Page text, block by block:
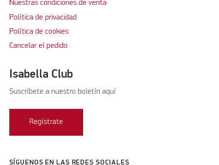
Nuestras condiciones de venta
Política de privacidad
Política de cookies
Cancelar el pedido
Isabella Club
Suscríbete a nuestro boletín aquí
Regístrate
SÍGUENOS EN LAS REDES SOCIALES